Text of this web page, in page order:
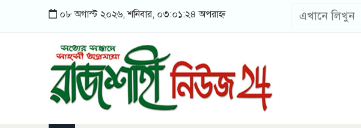
০৮ অগাস্ট ২০২৬, শনিবার, ০৩:০১:২৪ অপরাহ্ন